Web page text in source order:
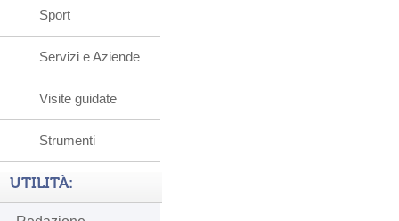
Sport
Servizi e Aziende
Visite guidate
Strumenti
UTILITÀ: